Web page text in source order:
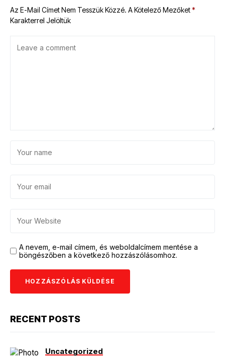
Az E-Mail Címet Nem Tesszük Közzé. A Kötelező Mezőket*
Karakterrel Jelöltük
A nevem, e-mail címem, és weboldalcímem mentése a
böngészőben a következő hozzászólásomhoz.
RECENT POSTS
Uncategorized